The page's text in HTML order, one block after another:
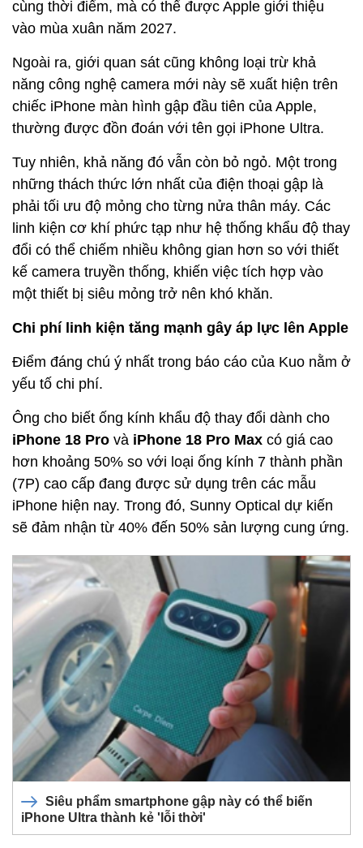
cùng thời điểm, mà có thể được Apple giới thiệu
vào mùa xuân năm 2027.
Ngoài ra, giới quan sát cũng không loại trừ khả
năng công nghệ camera mới này sẽ xuất hiện trên
chiếc iPhone màn hình gập đầu tiên của Apple,
thường được đồn đoán với tên gọi iPhone Ultra.
Tuy nhiên, khả năng đó vẫn còn bỏ ngỏ. Một trong
những thách thức lớn nhất của điện thoại gập là
phải tối ưu độ mỏng cho từng nửa thân máy. Các
linh kiện cơ khí phức tạp như hệ thống khẩu độ thay
đổi có thể chiếm nhiều không gian hơn so với thiết
kế camera truyền thống, khiến việc tích hợp vào
một thiết bị siêu mỏng trở nên khó khăn.
Chi phí linh kiện tăng mạnh gây áp lực lên Apple
Điểm đáng chú ý nhất trong báo cáo của Kuo nằm ở
yếu tố chi phí.
Ông cho biết ống kính khẩu độ thay đổi dành cho
iPhone 18 Pro và iPhone 18 Pro Max có giá cao
hơn khoảng 50% so với loại ống kính 7 thành phần
(7P) cao cấp đang được sử dụng trên các mẫu
iPhone hiện nay. Trong đó, Sunny Optical dự kiến
sẽ đảm nhận từ 40% đến 50% sản lượng cung ứng.
Siêu phẩm smartphone gập này có thể biến
iPhone Ultra thành kẻ 'lỗi thời'